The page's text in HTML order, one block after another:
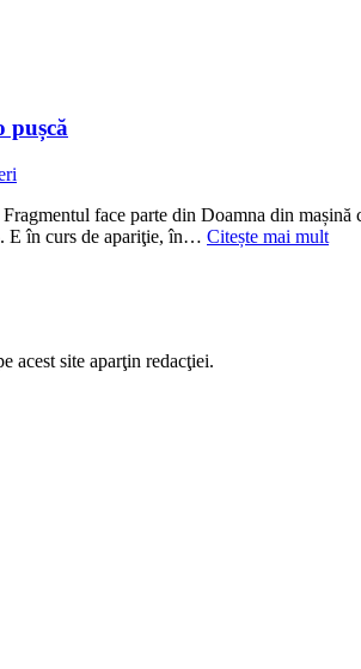
pușcă
face parte din Doamna din
E în curs de apariţie, în… Citește mai mult
acest site aparţin redacţiei.